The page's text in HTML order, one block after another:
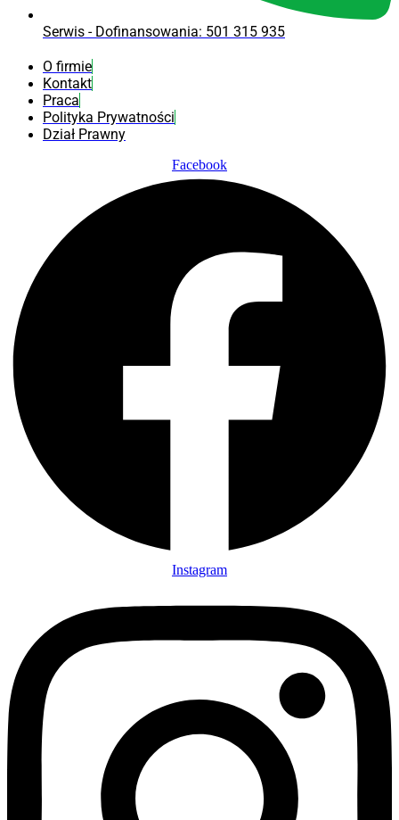
Serwis - Dofinansowania: 501 315 935
O firmie
Kontakt
Praca
Polityka Prywatności
Dział Prawny
Facebook
Instagram